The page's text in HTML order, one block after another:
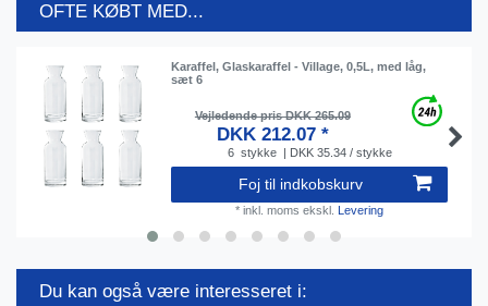
OFTE KØBT MED...
Karaffel, Glaskaraffel - Village, 0,5L, med låg,
sæt 6
Vejledende pris DKK 265.09
DKK 212.07 *
6 stykke | DKK 35.34 / stykke
Foj til indkobskurv
* inkl. moms ekskl. Levering
Du kan også være interesseret i: